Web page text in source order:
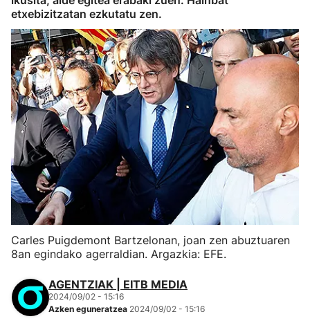
etxebizitzatan ezkutatu zen.
Carles Puigdemont Bartzelonan, joan zen abuztuaren
8an egindako agerraldian. Argazkia: EFE.
AGENTZIAK | EITB MEDIA
2024/09/02 - 15:16
Azken eguneratzea 2024/09/02 - 15:16